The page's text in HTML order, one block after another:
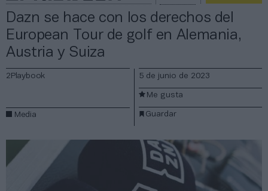
Dazn se hace con los derechos del
European Tour de golf en Alemania,
Austria y Suiza
2Playbook
Media
5 de junio de 2023
Guardar
Me gusta